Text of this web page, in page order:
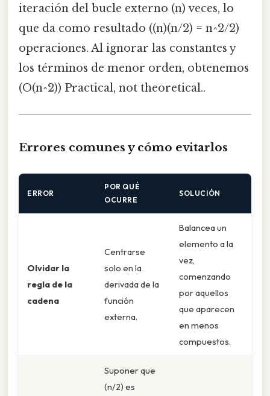
iteración del bucle externo (n) veces, lo
que da como resultado ((n)(n/2) = n^2/2)
operaciones. Al ignorar las constantes y
los términos de menor orden, obtenemos
(O(n^2)) Practical, not theoretical..
Errores comunes y cómo evitarlos
ERROR
POR QUÉ
OCURRE
SOLUCIÓN
Olvidar la
regla de la
cadena
Centrarse
solo en la
derivada de la
función
externa.
Balancea un
elemento a la
vez,
comenzando
por aquellos
que aparecen
en menos
compuestos.
Suponer que
(n/2) es